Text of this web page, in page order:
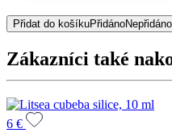
10
ml
Přidat do košíkuPřidánoNepřidáno
Zákazníci také
6 €